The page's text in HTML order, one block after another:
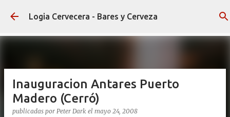
Ir al contenido principal
Logia Cervecera - Bares y Cerveza
Inauguracion Antares Puerto
Madero (Cerró)
publicadas por Peter Dark el mayo 24, 2008